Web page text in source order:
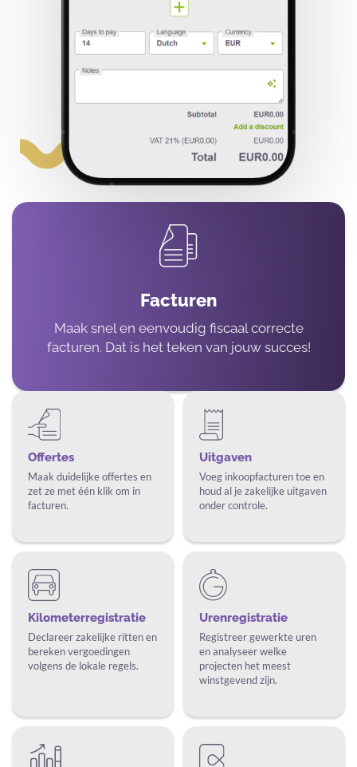
Facturen
Maak snel en eenvoudig fiscaal correcte
facturen. Dat is het teken van jouw succes!
Offertes
Maak duidelijke offertes en
zet ze met één klik om in
facturen.
Uitgaven
Voeg inkoopfacturen toe en
houd al je zakelijke uitgaven
onder controle.
Kilometerregistratie
Declareer zakelijke ritten en
bereken vergoedingen
volgens de lokale regels.
Urenregistratie
Registreer gewerkte uren
en analyseer welke
projecten het meest
winstgevend zijn.